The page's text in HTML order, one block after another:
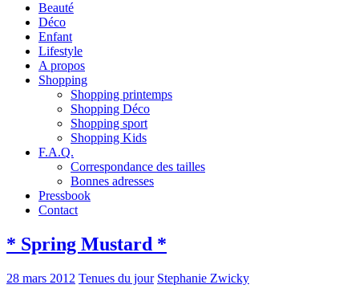
Beauté
Déco
Enfant
Lifestyle
A propos
Shopping
Shopping printemps
Shopping Déco
Shopping sport
Shopping Kids
F.A.Q.
Correspondance des tailles
Bonnes adresses
Pressbook
Contact
* Spring Mustard *
28 mars 2012 Tenues du jour Stephanie Zwicky